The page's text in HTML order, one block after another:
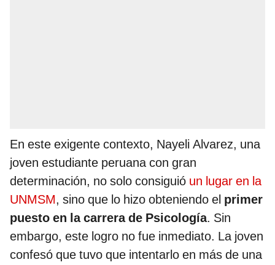
En este exigente contexto, Nayeli Alvarez, una
joven estudiante peruana con gran
determinación, no solo consiguió un lugar en la
UNMSM, sino que lo hizo obteniendo el primer
puesto en la carrera de Psicología. Sin
embargo, este logro no fue inmediato. La joven
confesó que tuvo que intentarlo en más de una